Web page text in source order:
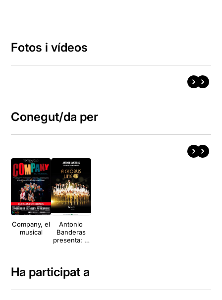
Fotos i vídeos
Conegut/da per
Company, el
musical
Antonio
Banderas
presenta: A
Ha participat a